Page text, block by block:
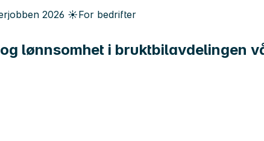
2026 ☀️For bedrifter
lønnsomhet i bruktbilavdelingen